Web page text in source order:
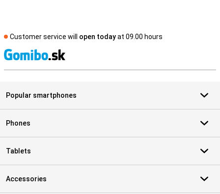
Customer service will open todayat 09.00 hours
Popular smartphones
Phones
Tablets
Accessories